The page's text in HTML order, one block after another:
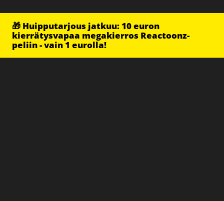
🎁 Huipputarjous jatkuu: 10 euron
kierrätysvapaa megakierros Reactoonz-
peliin - vain 1 eurolla!